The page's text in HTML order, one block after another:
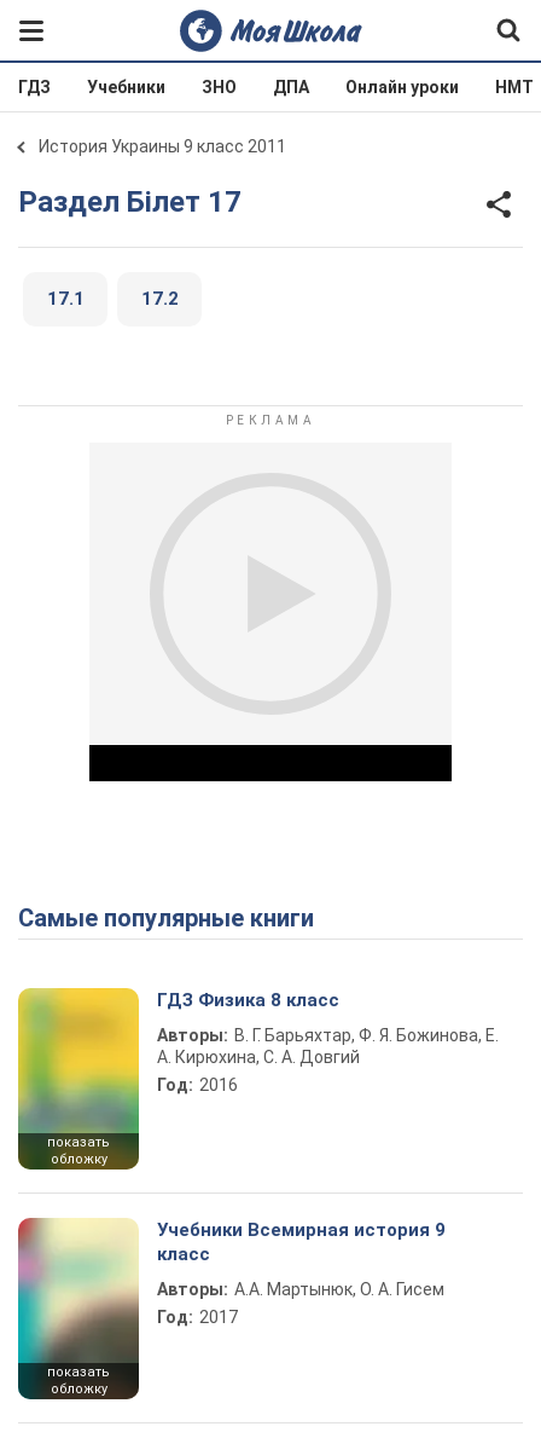
ГДЗ Учебники ЗНО ДПА Онлайн уроки НМТ
История Украины 9 класс 2011
Раздел Білет 17
17.1 17.2
Play Video
Самые популярные книги
показать
обложку
ГДЗ Физика 8 класс
Авторы: В. Г. Барьяхтар, Ф. Я. Божинова, Е.
А. Кирюхина, С. А. Довгий
Год: 2016
показать
обложку
Учебники Всемирная история 9
класс
Авторы: А.А. Мартынюк, О. А. Гисем
Год: 2017